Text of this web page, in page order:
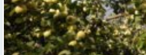
Sestdien daudzviet īslaicīgi līs